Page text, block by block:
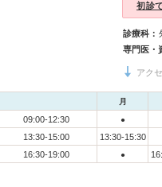
初診
診療科：
専門医・
アク
月
09:00-12:30 ●
13:30-15:00 13:30-15:30
16:30-19:00
●